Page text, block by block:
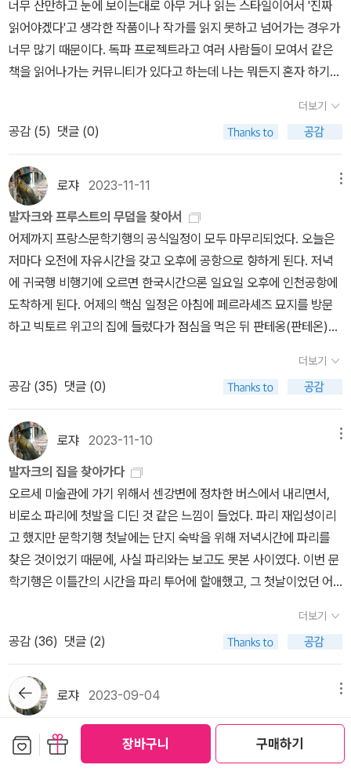
장바구니 구매하기
난 작품을 만들어냈으니 그런 고난이 있었다는 것이 다행일밖에. ​-분
수의 물처럼 생각들이 내 이마에서 떨어져 내려와야 한다. 그것은 완
전히 무의식적인 과정이다. (237쪽) -종이와 펜 말고 그는 세 번째
커피 만드는 일을 맡기지 않았다. 이것은 누구도 이 검은 독성 물질을
그토록 채찍질하는 강도로 준비해주지 않을 것이기 때문이었다. (24
4쪽)​-오랜 심장병. 그것은 밤의 작업과 커피의 사용 혹은 남용을 통
해서 더욱 악화되었다. 그는 자연적인 인간이 가지는 잠의 욕구를 이
겨내기 위해서 커피로 도피해야 했다. (247쪽, 친구이자 의사였던 니
카르가 밝힌 사망원인)​발자크는 1850년 8월 18일과 19일 밤 사이
에 죽었다. 그의 어머니만이 곁에 있었다. 발자크가 마지막까지 공을
들여 결혼에 성공했던 한스카 부인은 그에게 냉담했다. 그녀는 그보
다 그가 보낸 편지를 더 좋아했던 것이다. 만일 그녀가 발자크에게 드
베르니 부인처럼 헌신적인 사랑과 재물을 주었더라면 그는 좀 더 오
래 살았을까? 그와 뒤늦게 친구가 되었던 빅토르 위고가 조사를 읽는
이 되었다.우리가 살고 있는 이런 시대에는 온갖 허구들이 아무것도
아니라는 사실이 입증됩니다. 눈길들은 지배자들의 머리를 향하지 않
고 정신적인 사람들을 향하고 있습니다. 그리고 이런 사람 중 하나가
사라지면 온 나라가 진동합니다. 민족의 장례식이지요. 오늘 재능을
가진 한 남자의 죽음을 보는 고통입니다. 국가적인 장례식이지요. 천
재의 작별을 슬퍼함입니다. 발자크라는 이름은, 신사 여러분, 미래에
우리 시대를 알리는 빛나는 흔적 속으로 들어가게 될 것입니다. (66
4쪽) '내 생애의 모든 시기에 걸쳐서 나는 언제나 용기가 내 불행보다
더 큰 것을 보았다. '(156쪽)​ 이런 마음가짐이 있었기에 그 무수한 고
난 속에서도 장난기가 발동했고, 다시 일어나 훌륭한 작품을 썼으리
라. 예전에 읽었던 『고리오 영감』이나 『골짜기의 백합』도 다시 읽고
싶고, 츠바이크가 최고라고 극찬했던 단편들도 찾아봐야겠다.
와 사업실패 스토리가 작가로서의 위대성을 희석시키는 요인이 될 우
려도 존재한다. 담백한 서술보다 은유와 묘사를 택한 츠바이크의 문
장은 평전이 가져야 할 신뢰성에 의문을 줄 수도 있다. 츠바이크의 모
든 평전 작품들 중에서 양으로나 질로나 가장 큰 공을 들인 작품이라
평가되는 <발자크 평전>. 발자크라는 작가를 보다 자세히 알고 싶은
수 있다. 송기정의 『오노레 드 발자크』와 슈테판 츠바이크의 『발자
크 평전』은 둘 다 발자크에 관한 책이지만 성격은 다르다. 송기정의
책이 ‘발자크 작품과 그 배경’에 대해 자세히 설명했다면, 츠바이크는
‘발자크’라는 인물 자체에 더 집중했다. ‘오노레 드 발자크’는 발자크
돈, 법, 철학 연구를 통해 발자크의 주요 작품을 소개하고 파헤친다.
오스카 와일드가 ‘우리가 알다시피, 19세기는 대부분 발자크의 발명
품이다’라고 말했듯이 19세기 프랑스에 대해 모르고는 발자크를 읽
을 수가 없다. 그런 면에서 이 책은 발자크 읽기를 위한 훌륭한 입문서
이자 설명서이다. 인물 평전에 대해서라면, 츠바이크는 그 자체로 전
설이다. 츠바이크는 발자크의 생애를 따라가며 발자크라는 인물을 흥
미롭고 위대하게 만들면서 결국 자신의 글을 부각시킨다. 어느 순간
발자크라는 실제 인물을 소설 속 인물로 착각하게 만든다. 츠바이크
가 그려낸 발자크에 사실이 아닌 면이 있을 수도 있다. 하지만 이 책을
읽기 시작하면 멈출 수가 없다. 그만큼 흥미진진하면서도 극적으로
발자크라는 인물과 그의 작품을 드러낸다. 발자크 소설을 읽기 위해
이 두 책을 같이 읽기를 권한다.내가 참여하는 <클래식 독서동아리>
가 도서관 지원 사업에 선정되어 지원금을 받았다. 이때까지 많은 책
이자 번역자인 송기정 선생을 모시고 발자크에 대한 강의를 듣기로
했다. 선생은 발자크의 여러 소설에 담긴 19세기 프랑스의 전반적인
배경에 대해, 특히 은행과 신용거래, 대혁명 이후의 돈의 흐름, 어음
사기와 채무의 사례, 돈과 결혼의 관계를 명쾌하게 설명해 주었다. 최
근 번역작인 『결혼 계약』를 통해 그 당시 여성의 지참금 제도와 여성
에게 불리한 여러 관습과 법에 대해서도 강의했다. “발자크 문학의 정
수인 ‘인간극’은 모순 덩어리인 진짜 인간들의 진열장이다. 또한 현실
에 존재하는 인간의 본질에 대한 자각과 폭로가 발자크의 위대함이
‘지금 여기’에 사는 우리 자신의 모습을 돌아보게 한다. 이것이 발자크
의 현대성이다” 이렇게 정리하며 선생은 강의를 끝맺었다. -내가 가
지고 있는 송기정 선생의 번역작 두 권에 사인을 받았다.공교롭게도
2017년 여름, 다른 도서관에서 츠바이크의 ‘발자크 평전’ 번역자인
안인희 선생의 강의를 6주간 들은 적이 있다. 해박한 지식과 풍부한
내용으로 훌륭한 강의를 해주어 지금까지도 좋은 기억으로 남아 있
다.(저기에 페넬로페가 앉아 있다.) 프랑스어를 전공한 송기정 선생과
주인공 펠릭스의 어린 시절이 발자크의 어린 시절과 거의 비슷했고,
이 책 전반에 걸쳐있는 과도한 표현과 이해가 잘 되지 않는 무리한 에
피소드가 혹시 발자크의 공장 식 글쓰기 때 묻어있는, 아무리 서울에
살아도 끝까지 고쳐지지 않는 사투리 같은 것이 아닐까 생각되기도
다. 사랑하는 연인이 한 번씩 보이는 우울한 표정이나 딴 생각, 침묵
에 여자는 그 이유가 궁금하고 그의 사랑을 의심할 수밖에 없다. 이 소
설은 ‘펠릭스’가 ‘나탈리 드 마네르빌 공작부인’에게 자신도 모르게 갑
자기 나타나는 상념이나 성격의 기복에 대한 이유를 설명한 긴 편지
글이다. 어린 시절부터 자신이 살아 온 이야기와 지금 어떤 유령의 지
배를 받고 있고, ‘격심한 고통을 안겨주는 옛 감정(p10)’이 나타나는
사연을 설명하며 나탈리의 이해와 더 깊은 사랑을 바란다. 이 구절은
발자크가 1828년 다브란테스 공작부인에게 보내는 편지의 내용과
비슷하다. [내 고통이 나를 나이들게 만들었습니다.… 스물세 살이 될
때까지 내가 어떤 삶을 살았는지 당신은 아마 상상할 수 없을 겁니다.
-p.52, ‘발자크 평전’] 태어나자마자 어머니의 냉대로 시골의 보모에
맡겨진 펠릭스는 부모님의 사랑을 받지 못하며 자란다. 그런 이유로
게 된다. 다섯 살에는 기숙학교의 통학생으로 보내지고, 그 뒤에 오라
토리오회 수도사들이 운영하는 학교로 갔는데 그곳에서 8년 동안 지
낸다. 부모의 후원이 없어 가난하고 비굴하게 천민처럼 살아야 했다.
열다섯에 파리에 있는 기숙학교로 전학을 갔지만 달라진 것은 없었
다. 스무 살이 되었지만 오랫동안 방치되고 위축되어 산 탓에 펠릭스
의 몸은 그 나이의 남성에 비해 왜소했다. 긴 전쟁으로 나폴레옹이 몰
락하고 부르봉 왕가의 루이 18세의 귀환을 축하하는 축제에서 그는
한 여인(그녀는 펠릭스를 아이로 착각했다.)을 보고 사랑에 빠졌으며,
한 펠릭스의 성격을 치유하기 위해 그의 어머니는 펠릭스를 앵드르
강변의 프라펠 성에 살고 있는 친구에게 맡긴다. 펠릭스는 단지 느낌
만으로 사랑에 빠진 그녀가 그곳에 살고 있다는 것을 알고 오랫동안
걸어서 골짜기(클로슈구르드)의 백합인, 모르소프 백작의 아내 ‘앙리
에트 드 모르소프’를 찾아가 만난다. 펠릭스와 앙리에트의 플라토닉
사랑이 시작되고 그들은 서로를 의지한다. 왕정주의자인 모르소프 백
작은 나폴레옹이 집권하자 10년 동안 망명생활을 했다. 나라 밖에서
게 읽고 싶어서 구매. 사람들은 대개 수치심이나 부끄러움은 부정적
인 감정이라고 생각한다. 그런데 정말 그럴까? 나는 수치심이나 부끄
러움이 인간을 인간답게 하는, 꼭 필요한 감정 중 하나라고 생각한다
의 제목에 동의하는데, 어떤 이야기가 펼쳐질지 기대. 마사 누스바움,
<혐오와 수치심>그래서 이것도 샀다......... 필리프 데캉 외, <마니에
르 드 부아르 13호- 언어는 권력이다>오랜만에 마니에르 드 부아르
구매. <언어는 권력이다> 이 제호를 보고 사지 않을 수가 없구나. “고
사 위기에 처한 언어들, 일본 언어에 숨은 ‘복종 사회’, 영어의 습격을
받는 유럽의 언어들, 엘리트 계급의 자발적 복종, 단일언어주의가 치
러야 할 대가” 등등 목차만 봐도 모든 글이 흥미롭다. 이번 호는 바로
다 읽을 듯. 케이트 맨, <다운 걸-여성혐오의 논리>최근에 어떤 책
읽다가 이걸 읽어야겠다 싶어서 샀는데 정작 그 어떤 책이 무엇인지
기억이 나지 않는 기이한 현상... 아무튼 이 책은 제목이 말해주듯이
여성혐오란 무엇이고, 누가 여성혐오자인지, 그 기원은 어디이며 어
좀 많이 알고 싶은데 때마침 이론총서가 나왔다. 이론을 요약한 책을
읽느니 맨땅에 헤딩하기라도 애초부터 원전을 읽자 주의이긴 한데,
이 책은 아비 부르크의 이런저런 책을 접하기 전에 읽기 용도로 좋았
다. 폴 프라이, <문학이론>‘예일대학 최고의 명강의 오픈예일코스’라
는 부제 때문에 사기 싫었지만 ㅋㅋㅋㅋㅋㅋㅋㅋㅋㅋㅋㅋㅋㅋㅋㅋ
(난 이런 부제나 홍보 문구 붙으면 도리어 흥미 반감되는 사람.....) 결
국 궁금해서 구매. 문학이란 무엇인가? 문학은 어떻게 생산되는가?
어떻게 문학을 이해할 것인가? 문학의 목적은 무엇인가? 해석과 읽
기, 텍스트와 구조, 저자(독자)와 심리, 사회적 맥락이라는 네 가지 큰
주제로 20세기 이후 문학이론의 주요 흐름을 살펴본다. 문학 수업 받
듯이 읽겠습니다. 김우창, <궁핍한 시대의 시인>저 미국에 폴 프라
이가 있다면 한국에는 김우창. 현재 한국 문학 비평계 아이돌이 신형
리즈는 한 권씩 읽으면서 다 모으는 게 궁극의 목표. 근데 읽지 않으면
서 사기만 하면 안 됨! 아닐 아난타스와미, <나를 잃어버린 사람들-
뇌과학이 밝힌 인간 자아의 8가지 그림자>자아란 무엇일까? ‘나’는
어떻게 만들어지는 것일까? 알츠하이머, 조현병, 이인증, 자폐스펙트
대해 깨닫는다. 성공한 삶을 위해서는 공부해서 법관이 되는 것보다
더 빠른 길이 있음을 보고 알게 된다. 다른 남성들이 하듯, 여성 후견
인을 통한 신분 상승을 꿈꾼다. 그는 보케르 부인의 하숙에 살고 있
다. 이 하숙이 위치한 뇌브생트주느비에브가의 모습은 에밀 졸라의
『목로주점』과 도스토예프스키의 『죄와 벌』을 떠올리게 한다. 가난이
배어있는 곳이다. 그들이 사는 방에서는 “언어 속에는 명칭이 없는 냄
(을유출판사 p.7~8)”이다. 작가는 시각 청각 촉각 등 감각을 사용하
여 이 거리의 가난을 표현하고 있다. 이 하숙은 자본주의의 계급구조
를 그리고 있다. 2층이 하숙비가 가장 비싸고 위로 올라가면서 허름
해지고 하숙비도 싸진다. 2층에는 쿠튀르 부인 빅토린 타유페르, 3층
에는 푸아레 노인과 보트랭, 4층에는 미쇼노, 고리오 영감, 으젠 드
라스티냐크, 그리고 다락방에는 이 하숙집에서 일하고 있는 크리스토
프와 실비의 방이다. 그들이 이 하숙집에 들어오기 전 어떤 삶을 살았
는지는 중요하지 않다. 2층에서 3층으로 계급이 하락하고 누추해지
영감의 사랑은 읽는 사람의 마음이 불편할 정도로 딸들에게 맹목적이
다. 보트랭은 라스티냐크에게 살인방조를 해서라도 출세하도록 해주
겠다고 하며 접근한다. 사회의 부패를 이용하여 이득을 취하는 데 능
란한 사람이다. 그의 정체가 탈옥수임이 밝혀진 후, 그의 유혹에 흔들
렸던 라스티냐크는 자신이 굴러 떨어질 뻔한 “심연”을 보았다고 생각
한다. 라스티냐크를 중심으로 고리오 영감과 보트랭이라는 인물을 배
치한 것은 라스티냐크의 욕망과 그가 욕망하는 파리 사교계 사람들의
삶을 부각시키는 효과를 가져 온다. 라스티냐크가 주인공이다. 라스
티냐크는 죽어가는 고리오 영감을 곁에서 돌보고, 장례를 치러준다.
허름한 관에 싣고, 초라한 장례미사를 드리고, 묘지로 향하는 길, 그의
슬픔이 서서히 빌드업 되어 간다. 그 슬픔은 묘지 일꾼들이 요구한 2
관을 덮으려고 몇 삽의 흙을 퍼서 관 위에 던진 다음에, 그들은 다시
몸을 일으켰고, 그들 중 하나가 라스티냐크에게 말을 걸면서 팁을 요
구했다. 외젠은 주머니를 뒤져 보았으나 한 푼도 없어서, 크리스토프
에게 20수를 빌릴 수밖에 없었다. 그 자체로서는 대수롭지 않은 이
일이 라스티냐크에게 끔찍스러운 슬픔의 발작을 일으켰다. (을유출판
사 p.242)”그 슬픔의 정체가 드러난 것이다. 라스티냐크가 무덤에
너무 산만하고 눈에 보이는대로 아무 거나 읽는 스타일이어서 '진짜
읽어야겠다'고 생각한 작품이나 작가를 읽지 못하고 넘어가는 경우가
너무 많기 때문이다. 독파 프로젝트라고 여러 사람들이 모여서 같은
책을 읽어나가는 커뮤니티가 있다고 하는데 나는 뭐든지 혼자 하기를
달 테마는 '슈테판 츠바이크 읽기'다. 이 작가의 책을 두 권 사놨는데
아직 읽지 못했기에 이 기회에 사놨던 책도 읽고 안 산 책도 찾아서 읽
어보려고 한다.1. 『어제의 세계』 이 책은 왜 이렇게 진도가 안 나가는
지 모르겠다. 예전에 종이책으로 갖고 있다가 생각보다 두꺼워서 못
읽었다. 나중에 종이책 전부 처분하고 전자책으로 다시 사들였는데
그 후로도 방치. 분명히 재미가 없는 건 아닌데 나의 산만함이 문제다.
이번 달에는 무조건 이 책은 읽을 것이다. 다른 책은 못 읽어도 이 책
은 뽀개기로 결심했다.2. 『광기와 우연의 역사』 이 책도 재미있어 보
여서 전자책으로 사놨는데 아직 펼쳐보지 못했다. 한 번도 제대로 읽
지 않는 작가를 좋아할 수 있을까? 나한테는 가능하다. 슈테판 츠바
이크의 책을 제대로 읽어본 적이 없는데 그 작가를 꽤나 좋아한다. 나
치 독일을 피해 브라질로 갔다가 거기에서 생을 마감했다는 비극적인
이력 때문인 걸까. 아무튼 이 작가에게는 계속해서 끌리는 지점이 있
떻게 풀어냈는지 궁금해서 샀다. 샀으면 읽어야겠지?3. 『우체국 아가
씨』 나는 예전에 슈테판 츠바이크가 전기 작가 혹은 비문학 책만 쓰는
저자라고 생각했는데 이 사람은 소설도 쓴다. 다재다능함이 부럽다.
아무튼 이 책도 이번 달에 읽을 책 목록에 들어가 있다. 재미있다는 소
문이 자자하다.4. 『츠바이크의 발자크 평전』 츠바이크는 전기를 잘
쓰기로 유명하다. 그 중에서 딱 한 권, 이 책을 골랐다. 츠바이크에 대
한 호기심도 해결하고 발자크에 대한 궁금증도 풀 수 있으니 일석이
조다. 발자크에 대해 흥미를 갖게 된 것에는 여러가지 계기가 있다. 이
는 발자크를 사랑한다고 고백한다. 그러면서 간결한 문장이나 담백한
글을 좋아하는 사람이라면 발자크를 굳이 찾아서 읽어보지는 말라면
서 어쨌든 자신은 발자크를 좋아한다고 말한다. 굳이 찾아서 읽어보
지는 말라니까 더 궁금해진다. 그렇게 발자크에 접근해보려던 즈음
에 알쓸*잡 프로그램에서(알쓸신잡인지 별잡인지 기억이 안 난다)
김영하 작가가 바로 이 츠바이크의 발자크 평전에 대해 언급했다. 아
니, 츠바이크가 발자크 평전까지 썼다니. 일단 이것부터 읽어보고 발
더보기
공감 (5) 댓글 (0)
로쟈 2023-11-11
발자크와 프루스트의 무덤을 찾아서
어제까지 프랑스문학기행의 공식일정이 모두 마무리되었다. 오늘은
저마다 오전에 자유시간을 갖고 오후에 공항으로 향하게 된다. 저녁
에 귀국행 비행기에 오르면 한국시간으론 일요일 오후에 인천공항에
도착하게 된다. 어제의 핵심 일정은 아침에 페르라셰즈 묘지를 방문
하고 빅토르 위고의 집에 들렀다가 점심을 먹은 뒤 판테옹(판테온)을
마르셰백화점을 가보는 것이 나머지 일정이었다. 애초에는 봉마르셰
대신 몽마르트를 찾으려 했으나 오늘 자유시간에 대개 미술관 관람을
하게 돼 변경했다. 쇼핑시간을 갖기 위해서였지만 봉마르셰는 졸라의
소설 <여인들의 행복백화점>의 모델이기에 문학기행의 일부이기도
했다.어제 일찍 문을 닫아서 방문이 무산됐던 페르라셰즈는 다행히
문을 열었고 예상했던 교통체증도 없어서 진행이 순조로웠다. 많은
작가와 예술가들의 무덤이 있는 곳이지만 우리의 방문 목적은 발자크
와 프루스트의 무덤을 찾는 것이었고 나머지 무덤은 덤으로 둘러보았
다(오스카 와일드와 거트루드 스타인, 네르발, 쇼팽, 에디트 피아프,
그리고 폴 가셰박사의 무덤까지). 일행은 미리 준비한 장미를 한송이
씩 추모의 마음을 담아 무덤가에 놓았고 기념사진을 찍었다.오전에는
날씨도 개어서(오후부턴 다시 비가 흩뿌렸다) 페르라셰즈의 산책은
숙연함과 함께 청량한 느낌 속에서 이루어졌다. 에디트 피아프의 샹
즈 묘지 방문을 기억하는 사진들을 몇장 올리고, 여행기는 끊어가기
로 한다...
더보기
공감 (35) 댓글 (0)
로쟈 2023-11-10
발자크의 집을 찾아가다
오르세 미술관에 가기 위해서 센강변에 정차한 버스에서 내리면서,
비로소 파리에 첫발을 디딘 것 같은 느낌이 들었다. 파리 재입성이리
고 했지만 문학기행 첫날에는 단지 숙박을 위해 저녁시간에 파리를
찾은 것이었기 때문에, 사실 파리와는 보고도 못본 사이였다. 이번 문
학기행은 이틀간의 시간을 파리 투어에 할애했고, 그 첫날이었던 어
다.‘파리의 작가‘로 꼽을 수 있는 이들이 여럿 되지만 아무래도 첫머리
에 떠올릴 수 있는 작가는 발자크이고, 발자크는 당당하게 그 지분을
주장할 수 있는 작가다. 발자크의 집이 어떤 모습일까 궁금했는데, 발
자크가 1840년에서 47년까지 궁색하게 숨어살았던 집이 박물관으
로 꾸며져 있었다. 예상보다 작은 집이었지만(고급주택가에 숨어 있
어서 맘먹고 찾아가야 지만 가볼 수 있는 곳이었다) 아담한 정원과 커
피와 당근 케이크가 맛있다는 카페도 옆에 있어서 꽤 ‘실속‘ 있는 방문
더보기
공감 (36) 댓글 (2)
로쟈 2023-09-04
발자크 강의를 마무리하며
지난 금요일부터였지만 이제 본격적으로 가을학기가 시작되었다. 지
뒤로가
기